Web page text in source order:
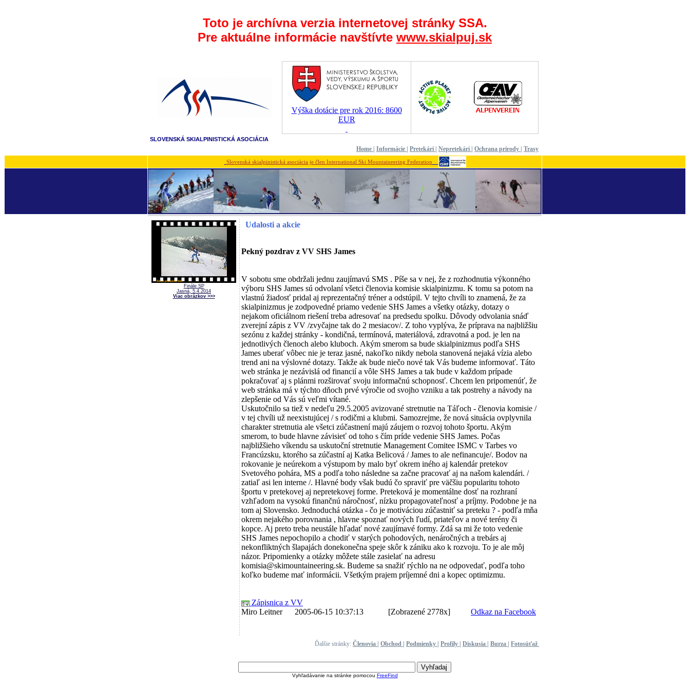
Toto je archívna verzia internetovej stránky SSA.
Pre aktuálne informácie navštívte www.skialpuj.sk
Výška dotácie pre rok 2016: 8600
EUR
SLOVENSKÁ SKIALPINISTICKÁ ASOCIÁCIA
Home Informácie Pretekári Nepretekári Ochrana prírody Trasy
Slovenská skialpinistická asociácia je člen International Ski Mountaineering Federation
Finále SP
Jasná, 5.4.2014
Viac obrázkov >>>
Udalosti a akcie
Pekný pozdrav z VV SHS James
V sobotu sme obdržali jednu zaujímavú SMS . Píše sa v nej, že z rozhodnutia výkonného
výboru SHS James sú odvolaní všetci členovia komisie skialpinizmu. K tomu sa potom na
vlastnú žiadosť pridal aj reprezentačný tréner a odstúpil. V tejto chvíli to znamená, že za
skialpinizmus je zodpovedné priamo vedenie SHS James a všetky otázky, dotazy o
nejakom oficiálnom riešení treba adresovať na predsedu spolku. Dôvody odvolania snáď
zverejní zápis z VV /zvyčajne tak do 2 mesiacov/. Z toho vyplýva, že príprava na najbližšiu
sezónu z každej stránky - kondičná, termínová, materiálová, zdravotná a pod. je len na
jednotlivých členoch alebo kluboch. Akým smerom sa bude skialpinizmus podľa SHS
James uberať vôbec nie je teraz jasné, nakoľko nikdy nebola stanovená nejaká vízia alebo
trend ani na výslovné dotazy. Takže ak bude niečo nové tak Vás budeme informovať. Táto
web stránka je nezávislá od financií a vôle SHS James a tak bude v každom prípade
pokračovať aj s plánmi rozširovať svoju informačnú schopnosť. Chcem len pripomenúť, že
web stránka má v týchto dňoch prvé výročie od svojho vzniku a tak postrehy a návody na
zlepšenie od Vás sú veľmi vítané.
Uskutočnilo sa tiež v nedeľu 29.5.2005 avizované stretnutie na Táľoch - členovia komisie /
v tej chvíli už neexistujúcej / s rodičmi a klubmi. Samozrejme, že nová situácia ovplyvnila
charakter stretnutia ale všetci zúčastnení majú záujem o rozvoj tohoto športu. Akým
smerom, to bude hlavne závisieť od toho s čím príde vedenie SHS James. Počas
najbližšieho víkendu sa uskutoční stretnutie Management Comitee ISMC v Tarbes vo
Francúzsku, ktorého sa zúčastní aj Katka Belicová / James to ale nefinancuje/. Bodov na
rokovanie je neúrekom a výstupom by malo byť okrem iného aj kalendár pretekov
Svetového pohára, MS a podľa toho následne sa začne pracovať aj na našom kalendári. /
zatiaľ asi len interne /. Hlavné body však budú čo spraviť pre väčšiu popularitu tohoto
športu v pretekovej aj nepretekovej forme. Preteková je momentálne dosť na rozhraní
vzhľadom na vysokú finančnú náročnosť, nízku propagovateľnosť a príjmy. Podobne je na
tom aj Slovensko. Jednoduchá otázka - čo je motiváciou zúčastniť sa preteku ? - podľa mňa
okrem nejakého porovnania , hlavne spoznať nových ľudí, priateľov a nové terény či
kopce. Aj preto treba neustále hľadať nové zaujímavé formy. Zdá sa mi že toto vedenie
SHS James nepochopilo a chodiť v starých pohodových, nenáročných a trebárs aj
nekonfliktných šlapajách donekonečna speje skôr k zániku ako k rozvoju. To je ale môj
názor. Pripomienky a otázky môžete stále zasielať na adresu
komisia@skimountaineering.sk. Budeme sa snažiť rýchlo na ne odpovedať, podľa toho
koľko budeme mať informácii. Všetkým prajem príjemné dni a kopec optimizmu.
Zápisnica z VV
Miro Leitner 2005-06-15 10:37:13 [Zobrazené 2778x] Odkaz na Facebook
Ďalšie stránky: Členovia Obchod Podmienky Profily Diskusia Burza Fotosúťaž
Vyhľadávanie na stránke pomocou FreeFind